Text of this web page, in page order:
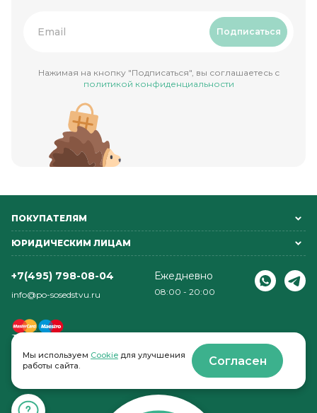
Подписаться
Нажимая на кнопку "Подписаться", вы соглашаетесь с
политикой конфиденциальности
ПОКУПАТЕЛЯМ
ЮРИДИЧЕСКИМ ЛИЦАМ
+7(495) 798-08-04
info@po-sosedstvu.ru
Ежедневно
08:00 - 20:00
© 2022-2026 . По соседству
Мы используем Cookie для улучшения
работы сайта.
Согласен